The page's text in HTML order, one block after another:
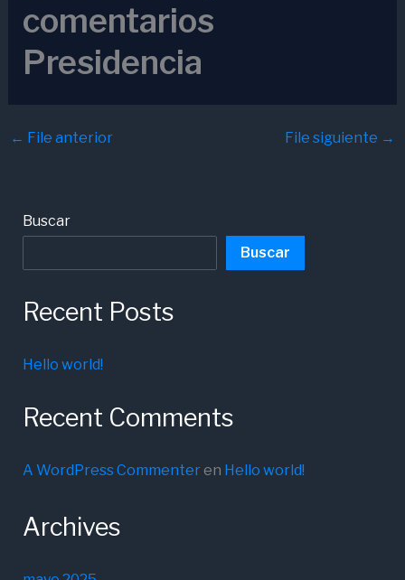
comentarios
Presidencia
← File anterior File siguiente →
Buscar
Buscar
Recent Posts
Hello world!
Recent Comments
A WordPress Commenteren Hello world!
Archives